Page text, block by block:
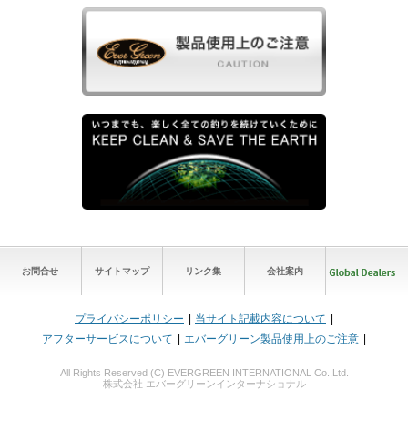
お問合せ サイトマップ リンク集 会社案内
プライバシーポリシー
当サイト記載内容について
アフターサービスについて
エバーグリーン製品使用上のご注意
All Rights Reserved (C) EVERGREEN INTERNATIONAL Co.,Ltd.
株式会社 エバーグリーンインターナショナル